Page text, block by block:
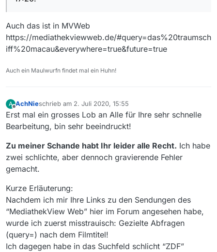
frau-100.html)
https://mediathekviewweb.de/#query=Die%20vierte
%20Frau
Auch das ist in MVWeb
https://mediathekviewweb.de/#query=das%20traumsch
iff%20macau&everywhere=true&future=true
Auch ein Maulwurfn findet mal ein Huhn!
A
Offline
AchNieschrieb am 2. Juli 2020, 15:55
zuletzt editiert von
Erst mal ein grosses Lob an Alle für Ihre sehr schnelle
Bearbeitung, bin sehr beeindruckt!
Zu meiner Schande habt Ihr leider alle Recht. Ich habe
zwei schlichte, aber dennoch gravierende Fehler
gemacht.
Kurze Erläuterung:
Nachdem ich mir Ihre Links zu den Sendungen des
“MediathekView Web” hier im Forum angesehen habe,
wurde ich zuerst misstrauisch: Gezielte Abfragen
(query=) nach dem Filmtitel!
Ich dagegen habe in das Suchfeld schlicht “ZDF”